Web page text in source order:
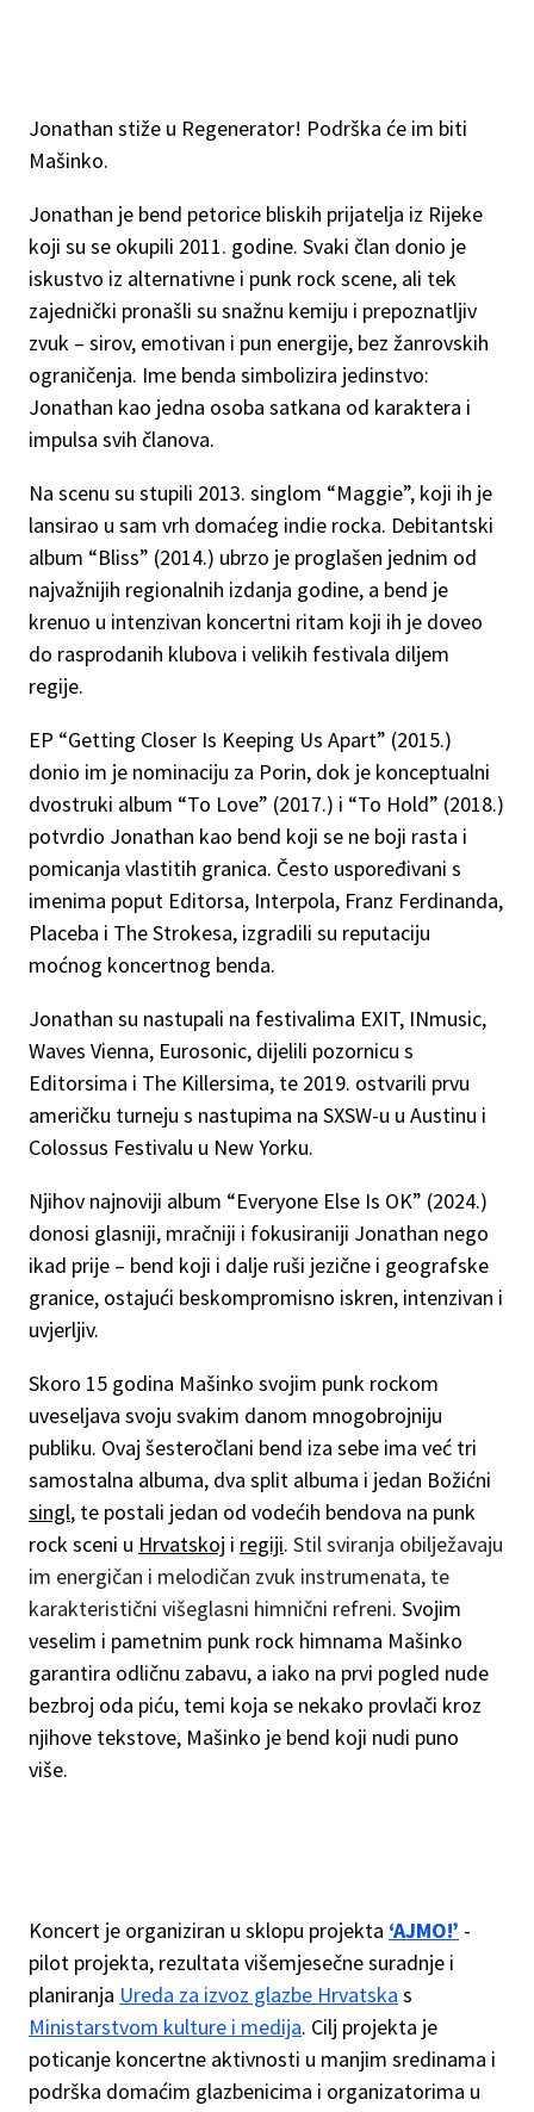
Jonathan stiže u Regenerator! Podrška će im biti
Mašinko.
Jonathan je bend petorice bliskih prijatelja iz Rijeke
koji su se okupili 2011. godine. Svaki član donio je
iskustvo iz alternativne i punk rock scene, ali tek
zajednički pronašli su snažnu kemiju i prepoznatljiv
zvuk – sirov, emotivan i pun energije, bez žanrovskih
ograničenja. Ime benda simbolizira jedinstvo:
Jonathan kao jedna osoba satkana od karaktera i
impulsa svih članova.
Na scenu su stupili 2013. singlom “Maggie”, koji ih je
lansirao u sam vrh domaćeg indie rocka. Debitantski
album “Bliss” (2014.) ubrzo je proglašen jednim od
najvažnijih regionalnih izdanja godine, a bend je
krenuo u intenzivan koncertni ritam koji ih je doveo
do rasprodanih klubova i velikih festivala diljem
regije.
EP “Getting Closer Is Keeping Us Apart” (2015.)
donio im je nominaciju za Porin, dok je konceptualni
dvostruki album “To Love” (2017.) i “To Hold” (2018.)
potvrdio Jonathan kao bend koji se ne boji rasta i
pomicanja vlastitih granica. Često uspoređivani s
imenima poput Editorsa, Interpola, Franz Ferdinanda,
Placeba i The Strokesa, izgradili su reputaciju
moćnog koncertnog benda.
Jonathan su nastupali na festivalima EXIT, INmusic,
Waves Vienna, Eurosonic, dijelili pozornicu s
Editorsima i The Killersima, te 2019. ostvarili prvu
američku turneju s nastupima na SXSW-u u Austinu i
Colossus Festivalu u New Yorku.
Njihov najnoviji album “Everyone Else Is OK” (2024.)
donosi glasniji, mračniji i fokusiraniji Jonathan nego
ikad prije – bend koji i dalje ruši jezične i geografske
granice, ostajući beskompromisno iskren, intenzivan i
uvjerljiv.
Skoro 15 godina Mašinko svojim punk rockom
uveseljava svoju svakim danom mnogobrojniju
publiku. Ovaj šesteročlani bend iza sebe ima već tri
samostalna albuma, dva split albuma i jedan Božićni
singl, te postali jedan od vodećih bendova na punk
rock sceni u Hrvatskoj i regiji. Stil sviranja obilježavaju
im energičan i melodičan zvuk instrumenata, te
karakteristični višeglasni himnični refreni. Svojim
veselim i pametnim punk rock himnama Mašinko
garantira odličnu zabavu, a iako na prvi pogled nude
bezbroj oda piću, temi koja se nekako provlači kroz
njihove tekstove, Mašinko je bend koji nudi puno
više.
Koncert je organiziran u sklopu projekta ‘AJMO!’ -
pilot projekta, rezultata višemjesečne suradnje i
planiranja Ureda za izvoz glazbe Hrvatska s
Ministarstvom kulture i medija. Cilj projekta je
poticanje koncertne aktivnosti u manjim sredinama i
podrška domaćim glazbenicima i organizatorima u